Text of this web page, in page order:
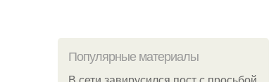
Популярные материалы